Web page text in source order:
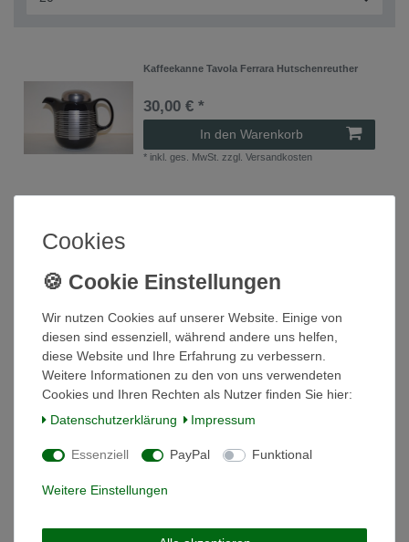
Kaffeekanne Tavola Ferrara Hutschenreuther
30,00 € *
In den Warenkorb
* inkl. ges. MwSt. zzgl.Versandkosten
In den Warenkorb
*inkl. ges. MwSt. zzgl. Versandkosten
Kuchenteller 20 cm Tavola Ferrara
Hutschenreuther
14,98 € *
In den Warenkorb
Cookies
Wir nutzen Cookies auf unserer Website. Einige von
diesen sind essenziell, während andere uns helfen,
diese Website und Ihre Erfahrung zu verbessern.
Weitere Informationen zu den von uns verwendeten
Cookies und Ihren Rechten als Nutzer finden Sie hier:
Daten­schutz­erklärung
Impressum
Essenziell PayPal Funktional
Weitere Einstellungen